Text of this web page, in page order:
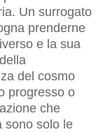
Un surrogato
prenderne
e la sua
del cosmo
progresso o
che
sono solo le